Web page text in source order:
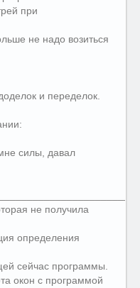
при
не надо возиться
и переделок.
силы, давал
не получила
определения
сейчас программы.
окон с программой